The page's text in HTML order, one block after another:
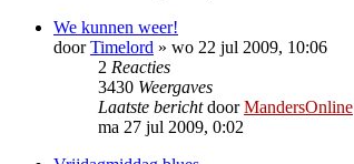
We kunnen weer!
doorTimelord » wo 22 jul 2009, 10:06
2 Reacties
3430 Weergaves
Laatste berichtdoorMandersOnline
ma 27 jul 2009, 0:02